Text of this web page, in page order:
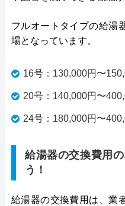
フルオートタイプの給湯
場となっています。
16号：130,000円〜
20号：140,000円〜
24号：180,000円〜
給湯器の交換費用
う！
給湯器の交換費用は、業